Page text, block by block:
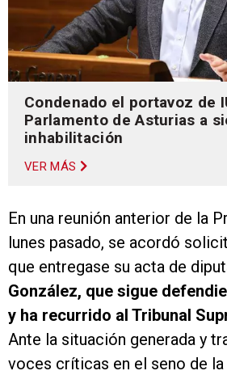
Condenado el portavoz de
Parlamento de Asturias a
inhabilitación
VER MÁS
En una reunión anterior de la
lunes pasado, se acordó
que entregase su acta de
González, que sigue
y ha recurrido al Tribunal
Ante la situación generada y
voces críticas en el seno de